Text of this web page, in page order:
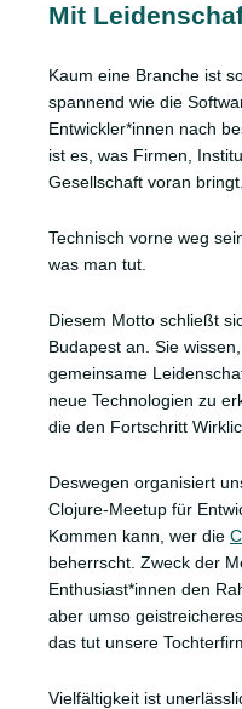
Mit
Kaum eine Branche ist
spannend wie die
Entwickler*innen nach
ist es, was Firmen,
Gesellschaft voran bringt.
Technisch vorne weg
was man tut.
Diesem Motto schließt
Budapest an. Sie
gemeinsame
neue Technologien zu
die den Fortschritt
Deswegen organisiert
Clojure-Meetup für
Kommen kann, wer die
beherrscht. Zweck der
Enthusiast*innen den
aber umso
das tut unsere
Vielfältigkeit ist